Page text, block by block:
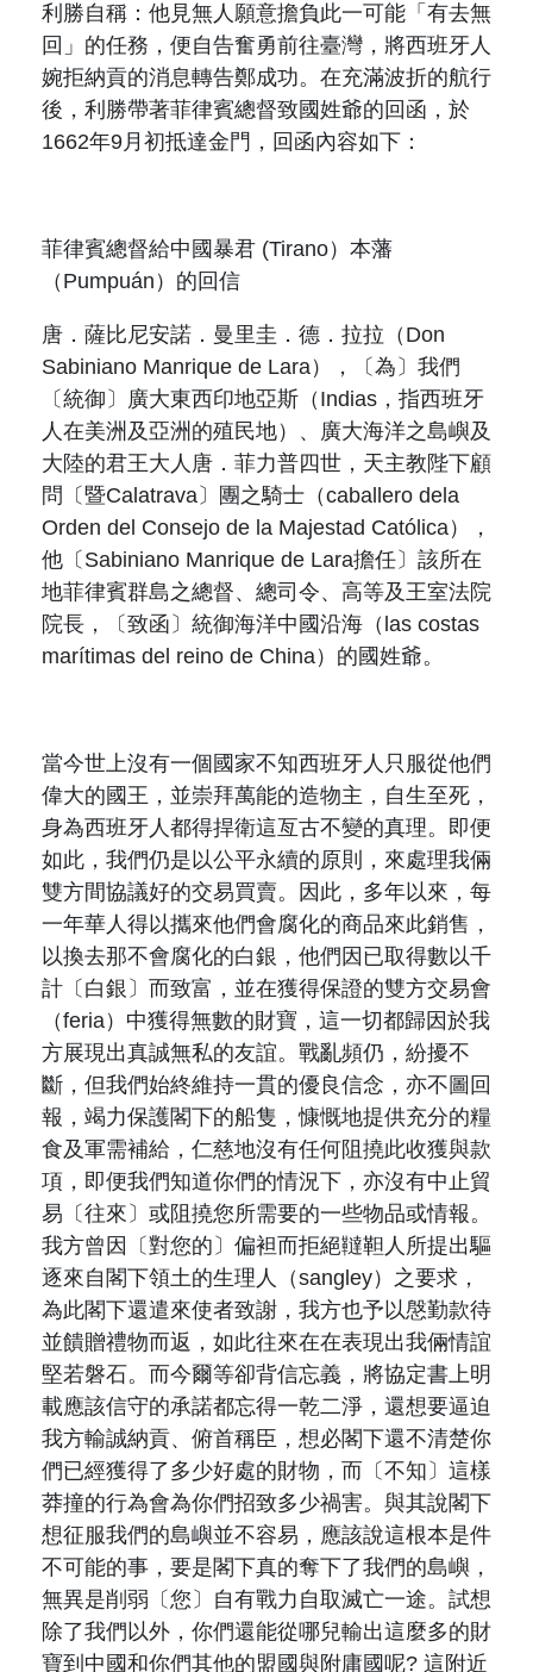
利勝自稱：他見無人願意擔負此一可能「有去無
回」的任務，便自告奮勇前往臺灣，將西班牙人
婉拒納貢的消息轉告鄭成功。在充滿波折的航行
後， 利勝帶著菲律賓總督致國姓爺的回函，於
1662年9月初抵達金門，回函內容如下：
菲律賓總督給中國暴君 (Tirano） 本藩
（ Pumpuán ） 的回信
唐．薩比尼安諾．曼里圭．德．拉拉（ Don
Sabiniano Manrique de Lara），〔為〕我們
〔統御〕廣大東西印地亞斯（ Indias ，指西班牙
人在美洲及亞洲的殖民地）、廣大海洋之島嶼及
大陸的君王大人唐．菲力普四世，天主教陛下顧
問〔暨Calatrava 〕團之騎士（caballero dela
Orden del Consejo de la Majestad Cató lica），
他〔 Sabiniano Manrique de Lara擔任〕該所在
地菲律賓群島之總督、總司令、高等及王室法院
院長，〔致函〕統御海洋中國沿海（ las costas
marítimas del reino de China）的國姓爺。
當今世上沒有一個國家不知西班牙人只服從他們
偉大的國王，並崇拜萬能的造物主，自生至死，
身為西班牙人都得捍衛這亙古不變的真理。即便
如此，我們仍是以公平永續的原則，來處理我倆
雙方間協議好的交易買賣。因此，多年以來，每
一年華人得以攜來他們會腐化的商品來此銷售，
以換去那不會腐化的白銀，他們因已取得數以千
計〔白銀〕而致富，並在獲得保證的雙方交易會
（feria）中獲得無數的財寶，這一切都歸因於我
方展現出真誠無私的友誼。戰亂頻仍，紛擾不
斷，但我們始終維持一貫的優良信念，亦不圖回
報，竭力保護閣下的船隻，慷慨地提供充分的糧
食及軍需補給，仁慈地沒有任何阻撓此收獲與款
項，即便我們知道你們的情況下，亦沒有中止貿
易〔往來〕或阻撓您所需要的一些物品或情報。
我方曾因〔對您的〕偏袒而拒絕韃靼人所提出驅
逐來自閣下領土的生理人（sangley）之要求，
為此閣下還遣來使者致謝，我方也予以慇勤款待
並饋贈禮物而返，如此往來在在表現出我倆情誼
堅若磐石。而今爾等卻背信忘義，將協定書上明
載應該信守的承諾都忘得一乾二淨，還想要逼迫
我方輸誠納貢、俯首稱臣，想必閣下還不清楚你
們已經獲得了多少好處的財物，而〔不知〕這樣
莽撞的行為會為你們招致多少禍害。與其說閣下
想征服我們的島嶼並不容易，應該說這根本是件
不可能的事，要是閣下真的奪下了我們的島嶼，
無異是削弱〔您〕自有戰力自取滅亡一途。試想
除了我們以外，你們還能從哪兒輸出這麼多的財
寶到中國和你們其他的盟國與附庸國呢? 這附近